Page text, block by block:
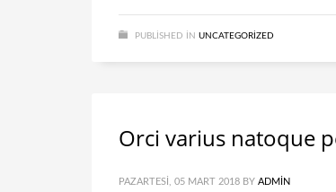
PUBLISHED IN UNCATEGORIZED
Orci varius natoque
PAZARTESI, 05 MART 2018 BY ADMIN